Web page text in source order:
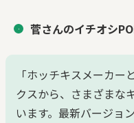
菅さんのイチオシ
「ホッチキスメーカ
クスから、さまざまな
います。最新バージョ